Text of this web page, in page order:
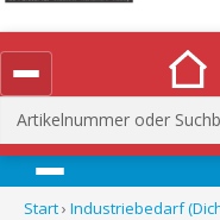
Suchen
nach:
Menü
Start› Industriebedarf